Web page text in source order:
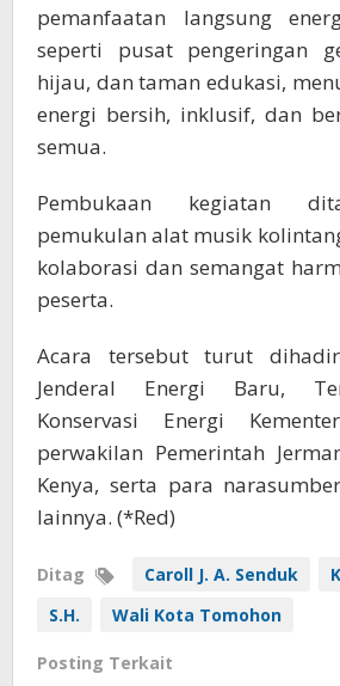
pemanfaatan langsung
seperti pusat pengeringan
hijau, dan taman edukasi,
energi bersih, inklusif, dan
semua.
Pembukaan kegiatan
pemukulan alat musik
kolaborasi dan semangat
peserta.
Acara tersebut turut
Jenderal Energi Baru,
Konservasi Energi
perwakilan Pemerintah
Kenya, serta para
lainnya. (*Red)
Ditag Caroll J. A. Senduk
S.H.
Wali Kota Tomohon
Posting Terkait